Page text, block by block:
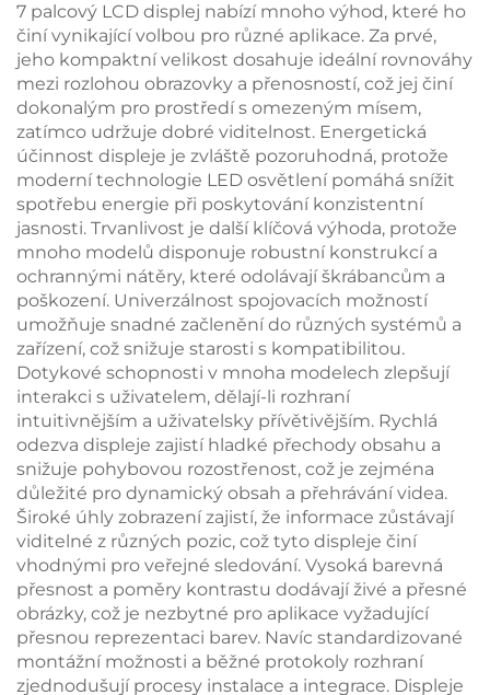
7 palcový LCD displej nabízí mnoho výhod, které ho
činí vynikající volbou pro různé aplikace. Za prvé,
jeho kompaktní velikost dosahuje ideální rovnováhy
mezi rozlohou obrazovky a přenosností, což jej činí
dokonalým pro prostředí s omezeným mísem,
zatímco udržuje dobré viditelnost. Energetická
účinnost displeje je zvláště pozoruhodná, protože
moderní technologie LED osvětlení pomáhá snížit
spotřebu energie při poskytování konzistentní
jasnosti. Trvanlivost je další klíčová výhoda, protože
mnoho modelů disponuje robustní konstrukcí a
ochrannými nátěry, které odolávají škrábancům a
poškození. Univerzálnost spojovacích možností
umožňuje snadné začlenění do různých systémů a
zařízení, což snižuje starosti s kompatibilitou.
Dotykové schopnosti v mnoha modelech zlepšují
interakci s uživatelem, dělají-li rozhraní
intuitivnějším a uživatelsky přívětivějším. Rychlá
odezva displeje zajistí hladké přechody obsahu a
snižuje pohybovou rozostřenost, což je zejména
důležité pro dynamický obsah a přehrávání videa.
Široké úhly zobrazení zajistí, že informace zůstávají
viditelné z různých pozic, což tyto displeje činí
vhodnými pro veřejné sledování. Vysoká barevná
přesnost a poměry kontrastu dodávají živé a přesné
obrázky, což je nezbytné pro aplikace vyžadující
přesnou reprezentaci barev. Navíc standardizované
montážní možnosti a běžné protokoly rozhraní
zjednodušují procesy instalace a integrace. Displeje